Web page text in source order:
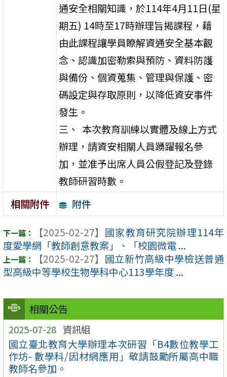
相關公告
2025-07-28 資訊組
國立臺北教育大學辦理本次研習「B4數位教學工
作坊- 數學科/因材網應用」敬請鼓勵所屬高中職
教師名參加。
通安全相關知識，於114年4月11日(星
期五) 14時至17時辦理旨揭課程，藉
由此課程讓學員瞭解資通安全基本觀
念、認識加密勒索與預防、資料防護
與備份、個資蒐集、管理與保護、密
碼設定與存取原則，以降低資安事件
發生。
三、 本次教育訓練以實體及線上方式
辦理，請資安相關人員踴躍報名參
加，並准予出席人員公假登記及登錄
教師研習時數。
相關附件
附件
【2025-02-27】 國家教育研究院辦理114年
度愛學網「教師創意教案」、「校園微電 ...
【2025-02-27】 國立新竹高級中學檢送普通
型高級中等學校生物學科中心113學年度 ...